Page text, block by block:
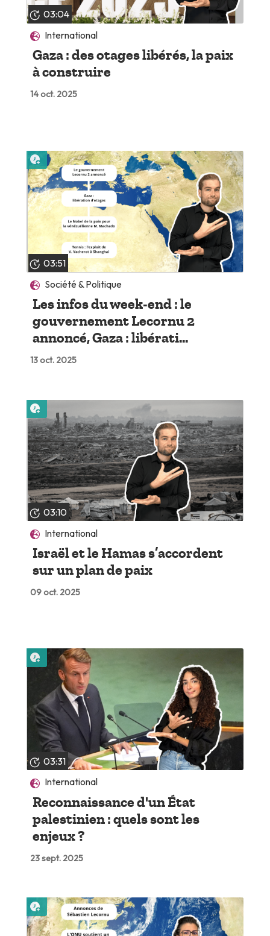
03:04
International
Gaza : des otages libérés, la paix
à construire
14 oct. 2025
03:51
Société & Politique
Les infos du week-end : le
gouvernement Lecornu 2
annoncé, Gaza : libérati...
13 oct. 2025
Lire plus tard
03:10
International
Israël et le Hamas s’accordent
sur un plan de paix
09 oct. 2025
03:31
International
Reconnaissance d'un État
palestinien : quels sont les
enjeux ?
23 sept. 2025
Lire plus tard
Lire plus tard